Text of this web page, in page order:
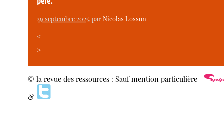
29 septembre 2025, parNicolas Losson
<
>
© la revue des ressources : Sauf mention particulière |
&